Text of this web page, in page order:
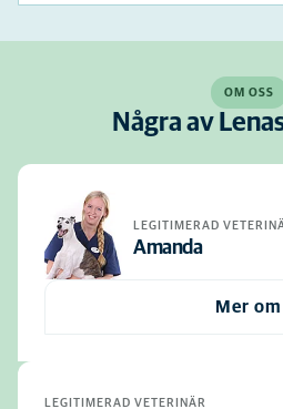
OM OSS
Några av
LEGITIMERAD
Amanda
Mer om
LEGITIMERAD VETERINÄR